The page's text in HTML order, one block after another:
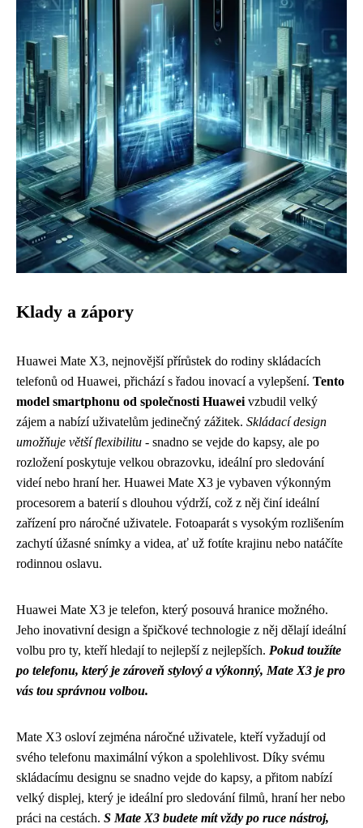
Klady a zápory
Huawei Mate X3, nejnovější přírůstek do rodiny skládacích
telefonů od Huawei, přichází s řadou inovací a vylepšení. Tento
model smartphonu od společnosti Huawei vzbudil velký
zájem a nabízí uživatelům jedinečný zážitek. Skládací design
umožňuje větší flexibilitu - snadno se vejde do kapsy, ale po
rozložení poskytuje velkou obrazovku, ideální pro sledování
videí nebo hraní her. Huawei Mate X3 je vybaven výkonným
procesorem a baterií s dlouhou výdrží, což z něj činí ideální
zařízení pro náročné uživatele. Fotoaparát s vysokým rozlišením
zachytí úžasné snímky a videa, ať už fotíte krajinu nebo natáčíte
rodinnou oslavu.
Huawei Mate X3 je telefon, který posouvá hranice možného.
Jeho inovativní design a špičkové technologie z něj dělají ideální
volbu pro ty, kteří hledají to nejlepší z nejlepších. Pokud toužíte
po telefonu, který je zároveň stylový a výkonný, Mate X3 je pro
vás tou správnou volbou.
Mate X3 osloví zejména náročné uživatele, kteří vyžadují od
svého telefonu maximální výkon a spolehlivost. Díky svému
skládacímu designu se snadno vejde do kapsy, a přitom nabízí
velký displej, který je ideální pro sledování filmů, hraní her nebo
práci na cestách. S Mate X3 budete mít vždy po ruce nástroj,